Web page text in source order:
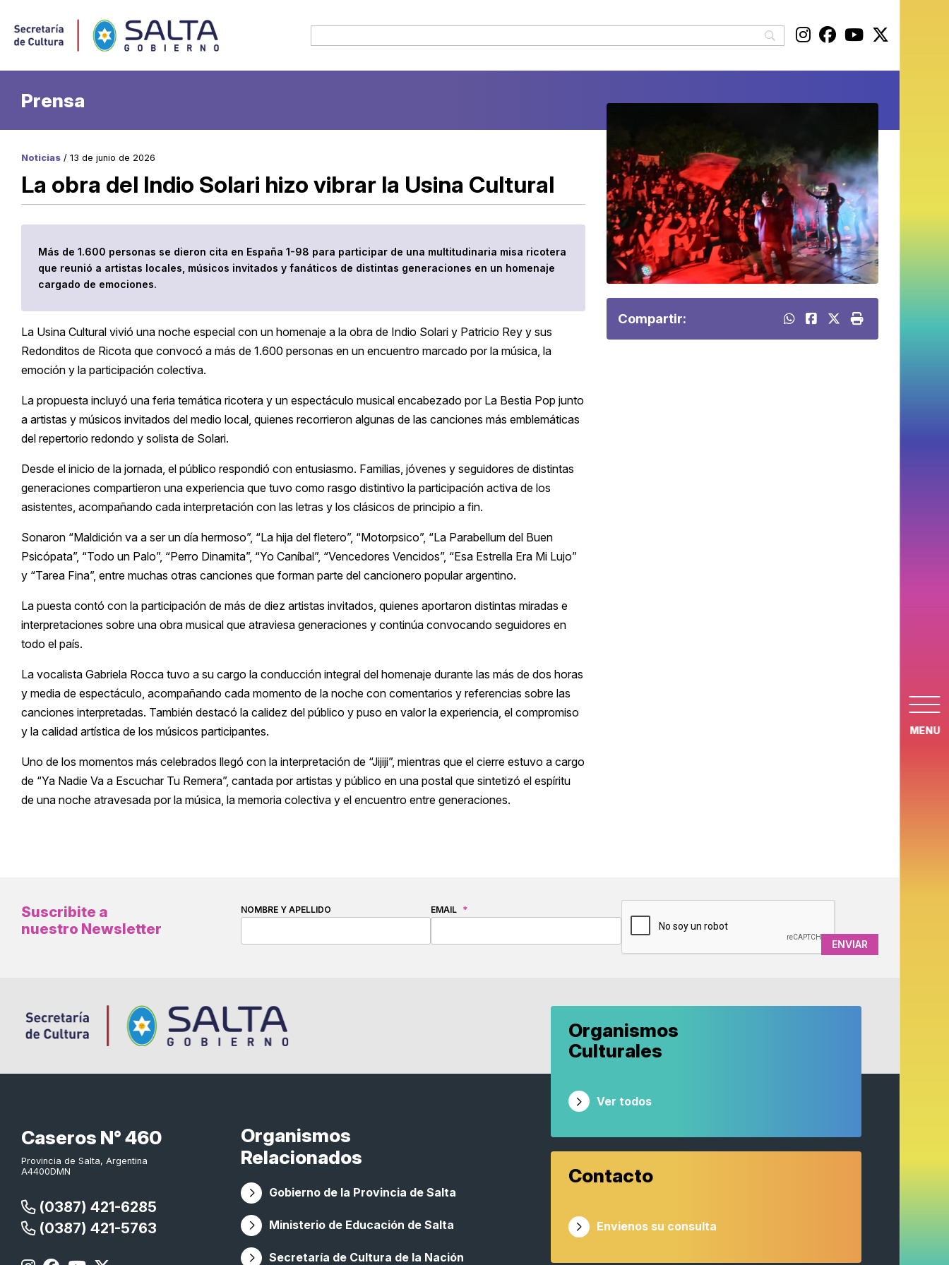
MENU
Prensa
Noticias / 13 de junio de 2026
La obra del Indio Solari hizo vibrar la Usina Cultural
Más de 1.600 personas se dieron cita en España 1-98 para participar de una multitudinaria misa ricotera
que reunió a artistas locales, músicos invitados y fanáticos de distintas generaciones en un homenaje
cargado de emociones.
La Usina Cultural vivió una noche especial con un homenaje a la obra de Indio Solari y Patricio Rey y sus
Redonditos de Ricota que convocó a más de 1.600 personas en un encuentro marcado por la música, la
emoción y la participación colectiva.
La propuesta incluyó una feria temática ricotera y un espectáculo musical encabezado por La Bestia Pop junto
a artistas y músicos invitados del medio local, quienes recorrieron algunas de las canciones más emblemáticas
del repertorio redondo y solista de Solari.
Desde el inicio de la jornada, el público respondió con entusiasmo. Familias, jóvenes y seguidores de distintas
generaciones compartieron una experiencia que tuvo como rasgo distintivo la participación activa de los
asistentes, acompañando cada interpretación con las letras y los clásicos de principio a fin.
Sonaron “Maldición va a ser un día hermoso”, “La hija del fletero”, “Motorpsico”, “La Parabellum del Buen
Psicópata”, “Todo un Palo”, “Perro Dinamita”, “Yo Caníbal”, “Vencedores Vencidos”, “Esa Estrella Era Mi Lujo”
y “Tarea Fina”, entre muchas otras canciones que forman parte del cancionero popular argentino.
La puesta contó con la participación de más de diez artistas invitados, quienes aportaron distintas miradas e
interpretaciones sobre una obra musical que atraviesa generaciones y continúa convocando seguidores en
todo el país.
La vocalista Gabriela Rocca tuvo a su cargo la conducción integral del homenaje durante las más de dos horas
y media de espectáculo, acompañando cada momento de la noche con comentarios y referencias sobre las
canciones interpretadas. También destacó la calidez del público y puso en valor la experiencia, el compromiso
y la calidad artística de los músicos participantes.
Uno de los momentos más celebrados llegó con la interpretación de “Jijiji”, mientras que el cierre estuvo a cargo
de “Ya Nadie Va a Escuchar Tu Remera”, cantada por artistas y público en una postal que sintetizó el espíritu
de una noche atravesada por la música, la memoria colectiva y el encuentro entre generaciones.
Compartir:
Suscribite a
nuestro Newsletter
NOMBRE Y APELLIDO EMAIL *
Caseros N° 460
Provincia de Salta, Argentina
A4400DMN
(0387) 421-6285
(0387) 421-5763
Organismos
Relacionados
Gobierno de la Provincia de Salta
Ministerio de Educación de Salta
Secretaría de Cultura de la Nación
Organismos
Culturales
Ver todos
Contacto
Envienos su consulta